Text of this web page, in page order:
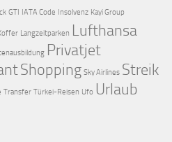
GTI IATA Code Insolvenz Kayi Group
Langzeitparken Lufthansa
Privatjet
Shopping Sky Airlines Streik
Transfer Türkei-Reisen Ufo Urlaub